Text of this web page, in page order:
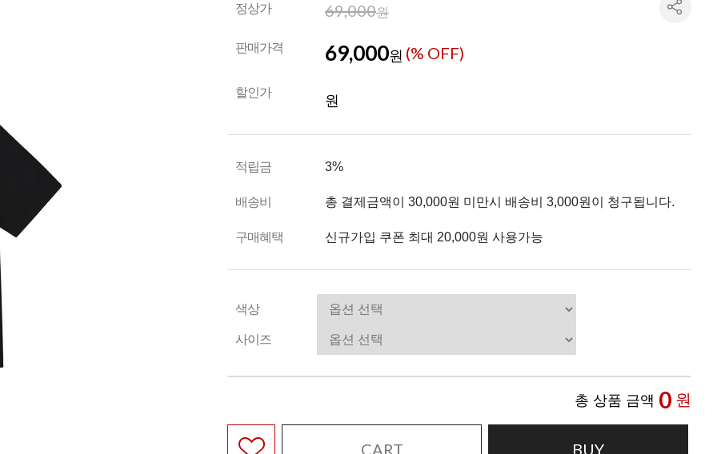
정상가 69,000원
판매가격 69,000원 (% OFF)
할인가 원
적립금 3%
배송비 총 결제금액이 30,000원 미만시 배송비 3,000원이 청구됩니다.
구매혜택 신규가입 쿠폰 최대 20,000원 사용가능
색상
사이즈
총 상품 금액 0 원
CART BUY